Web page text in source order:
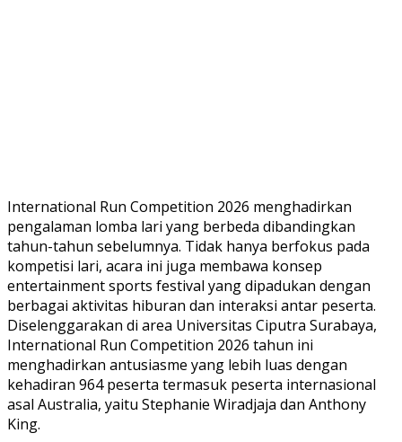
International Run Competition 2026 menghadirkan
pengalaman lomba lari yang berbeda dibandingkan
tahun-tahun sebelumnya. Tidak hanya berfokus pada
kompetisi lari, acara ini juga membawa konsep
entertainment sports festival yang dipadukan dengan
berbagai aktivitas hiburan dan interaksi antar peserta.
Diselenggarakan di area Universitas Ciputra Surabaya,
International Run Competition 2026 tahun ini
menghadirkan antusiasme yang lebih luas dengan
kehadiran 964 peserta termasuk peserta internasional
asal Australia, yaitu Stephanie Wiradjaja dan Anthony
King.